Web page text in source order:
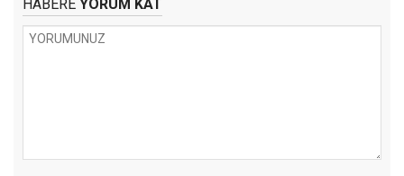
HABERE YORUM KAT